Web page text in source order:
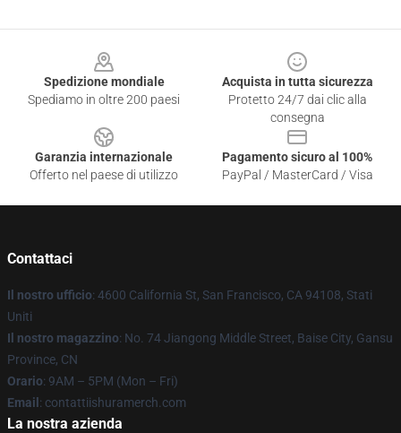
Spedizione mondiale
Spediamo in oltre 200 paesi
Acquista in tutta sicurezza
Protetto 24/7 dai clic alla
consegna
Garanzia internazionale
Offerto nel paese di utilizzo
Pagamento sicuro al 100%
PayPal / MasterCard / Visa
Contattaci
Il nostro ufficio: 4600 California St, San Francisco, CA 94108, Stati
Uniti
Il nostro magazzino: No. 74 Jiangong Middle Street, Baise City, Gansu
Province, CN
Orario: 9AM – 5PM (Mon – Fri)
Email : contattiishuramerch.com
La nostra azienda